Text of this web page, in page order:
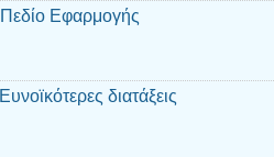
Εφαρμογής
διατάξεις